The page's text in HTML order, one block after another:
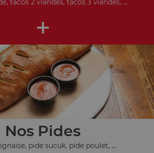
tacos 2 viandes, tacos 3 viandes, ...
+
Nos Pides
pide sucuk, pide poulet, ...